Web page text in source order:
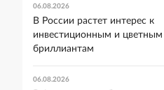
06.08.2026
В России растет интерес к
инвестиционным и цветным
бриллиантам
06.08.2026